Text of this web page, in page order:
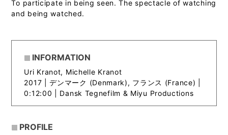
To participate in being seen. The spectacle of watching
and being watched.
INFORMATION
Uri Kranot, Michelle Kranot
2017 |デンマーク (Denmark), フランス (France) |
0:12:00 | Dansk Tegnefilm & Miyu Productions
PROFILE